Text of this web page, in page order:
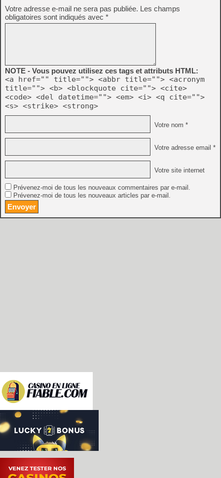
Votre adresse e-mail ne sera pas publiée. Les champs
obligatoires sont indiqués avec *
NOTE - Vous pouvez utilisez ces tags et attributs HTML:
<a href="" title=""> <abbr title=""> <acronym
title=""> <b> <blockquote cite=""> <cite>
<code> <del datetime=""> <em> <i> <q cite="">
<s> <strike> <strong>
Votre nom *
Votre adresse email *
Votre site internet
Prévenez-moi de tous les nouveaux commentaires par e-mail.
Prévenez-moi de tous les nouveaux articles par e-mail.